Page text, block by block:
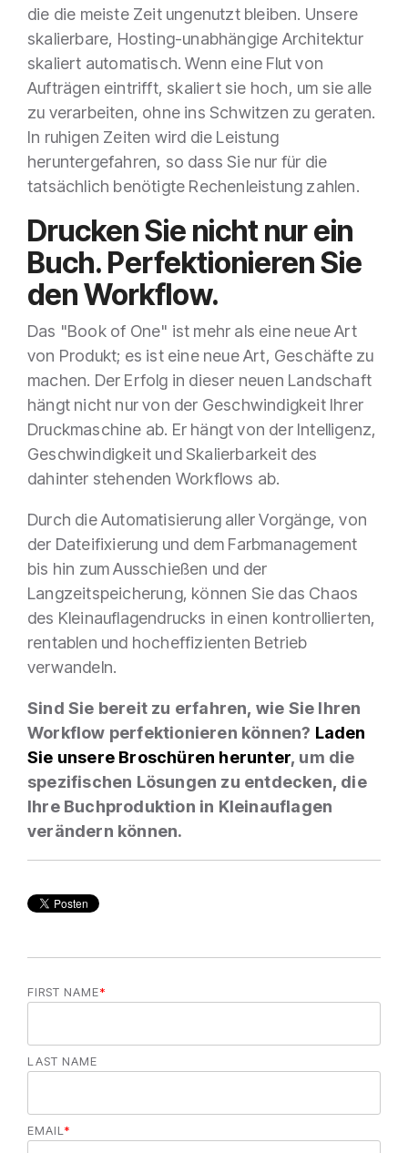
die die meiste Zeit ungenutzt bleiben. Unsere
skalierbare, Hosting-unabhängige Architektur
skaliert automatisch. Wenn eine Flut von
Aufträgen eintrifft, skaliert sie hoch, um sie alle
zu verarbeiten, ohne ins Schwitzen zu geraten.
In ruhigen Zeiten wird die Leistung
heruntergefahren, so dass Sie nur für die
tatsächlich benötigte Rechenleistung zahlen.
Drucken Sie nicht nur ein
Buch. Perfektionieren Sie
den Workflow.
Das "Book of One" ist mehr als eine neue Art
von Produkt; es ist eine neue Art, Geschäfte zu
machen. Der Erfolg in dieser neuen Landschaft
hängt nicht nur von der Geschwindigkeit Ihrer
Druckmaschine ab. Er hängt von der Intelligenz,
Geschwindigkeit und Skalierbarkeit des
dahinter stehenden Workflows ab.
Durch die Automatisierung aller Vorgänge, von
der Dateifixierung und dem Farbmanagement
bis hin zum Ausschießen und der
Langzeitspeicherung, können Sie das Chaos
des Kleinauflagendrucks in einen kontrollierten,
rentablen und hocheffizienten Betrieb
verwandeln.
Sind Sie bereit zu erfahren, wie Sie Ihren
Workflow perfektionieren können? Laden
Sie unsere Broschüren herunter, um die
spezifischen Lösungen zu entdecken, die
Ihre Buchproduktion in Kleinauflagen
verändern können.
FIRST NAME*
LAST NAME
EMAIL *